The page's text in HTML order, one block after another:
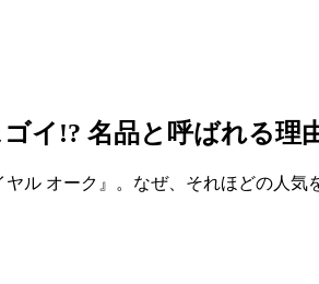
イ!? 名品と呼ばれる理
ル オーク』。なぜ、それほどの人